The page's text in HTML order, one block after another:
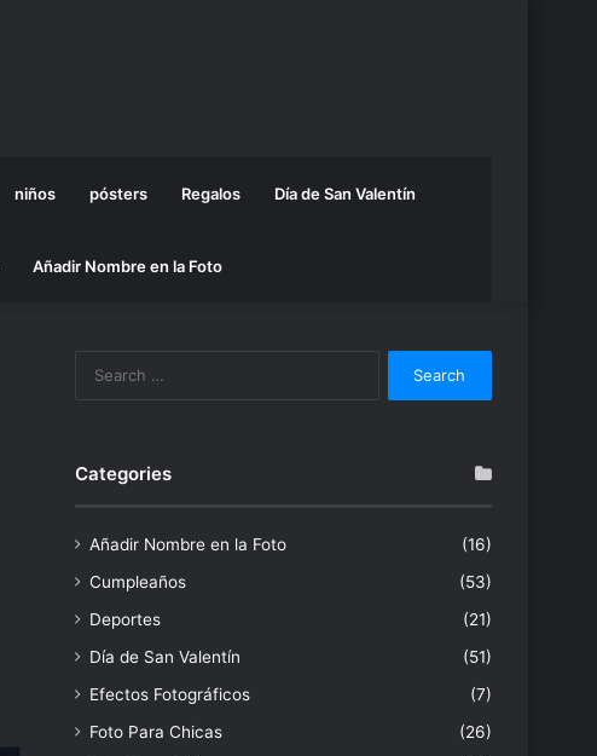
niños pósters Regalos Día de San Valentín
Añadir Nombre en la Foto
Categories
Añadir Nombre en la Foto
(16)
Cumpleaños
(53)
Deportes
(21)
Día de San Valentín
(51)
Efectos Fotográficos
(7)
Foto Para Chicas
(26)